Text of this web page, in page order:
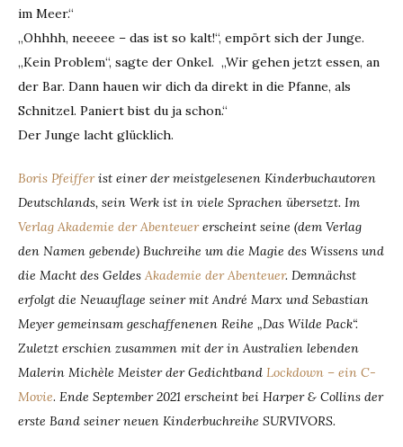
im Meer.“
„Ohhhh, neeeee – das ist so kalt!“, empört sich der Junge.
„Kein Problem“, sagte der Onkel. „Wir gehen jetzt essen, an
der Bar. Dann hauen wir dich da direkt in die Pfanne, als
Schnitzel. Paniert bist du ja schon.“
Der Junge lacht glücklich.
Boris Pfeifferist einer der meistgelesenen Kinderbuchautoren
Deutschlands, sein Werk ist in viele Sprachen übersetzt. Im
Verlag Akademie der Abenteuererscheint seine (dem Verlag
den Namen gebende) Buchreihe um die Magie des Wissens und
die Macht des Geldes Akademie der Abenteuer. Demnächst
erfolgt die Neuauflage seiner mit André Marx und Sebastian
Meyer gemeinsam geschaffenenen Reihe „Das Wilde Pack“.
Zuletzt erschien zusammen mit der in Australien lebenden
Malerin Michèle Meister der Gedichtband Lockdown – ein C-
Movie. Ende September 2021 erscheint bei Harper & Collins der
erste Band seiner neuen Kinderbuchreihe SURVIVORS.